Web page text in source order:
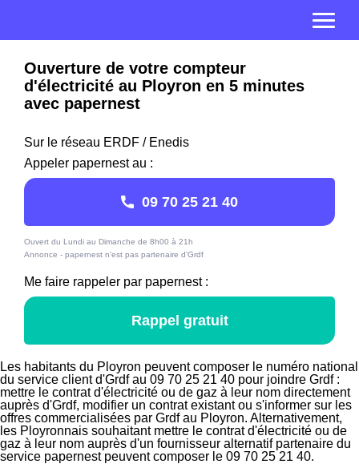
Ouverture de votre compteur
d'électricité au Ployron en 5 minutes
avec papernest
Sur le réseau ERDF / Enedis
Appeler papernest au :
09 70 25 21 40
Ouvert du Lundi au Dimanche de 8h00 à 21h
Annonce - papernest n'est pas partenaire d'Grdf
Me faire rappeler par papernest :
Rappel gratuit
Les habitants du Ployron peuvent composer le numéro national
du service client d'Grdf au 09 70 25 21 40 pour joindre Grdf :
mettre le contrat d'électricité ou de gaz à leur nom directement
auprès d'Grdf, modifier un contrat existant ou s'informer sur les
offres commercialisées par Grdf au Ployron. Alternativement,
les Ployronnais souhaitant mettre le contrat d'électricité ou de
gaz à leur nom auprès d'un fournisseur alternatif partenaire du
service papernest peuvent composer le 09 70 25 21 40.